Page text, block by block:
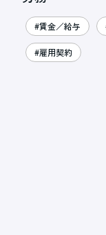
#賃金／給与
#雇用契約